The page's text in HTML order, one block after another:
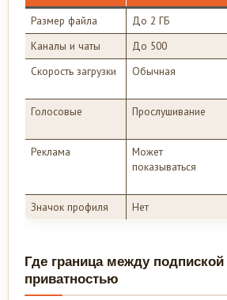
Размер файла До 2 ГБ
Каналы и чаты
До 500
Скорость загрузки
Обычная
Голосовые
Прослушивание
Реклама
Может
показываться
Значок профиля
Нет
Где граница между подпиской
приватностью